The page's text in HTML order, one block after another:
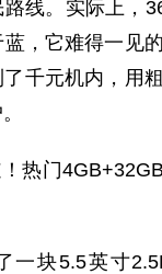
线。实际上，
，它难得一见
千元机内，用
一块5.5英寸